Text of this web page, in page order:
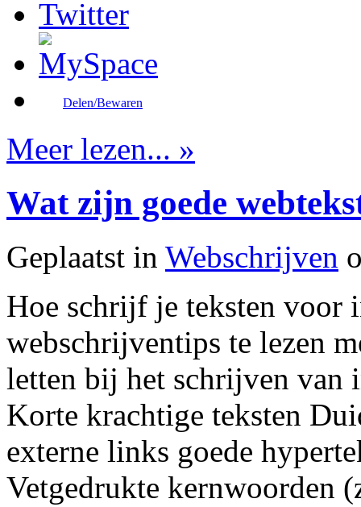
Delen/Bewaren
Meer lezen... »
Wat zijn goede
Geplaatst in Webschrijven
Hoe schrijf je teksten voor
webschrijventips te lezen
letten bij het schrijven van
Korte krachtige teksten
externe links goede
Vetgedrukte kernwoorden